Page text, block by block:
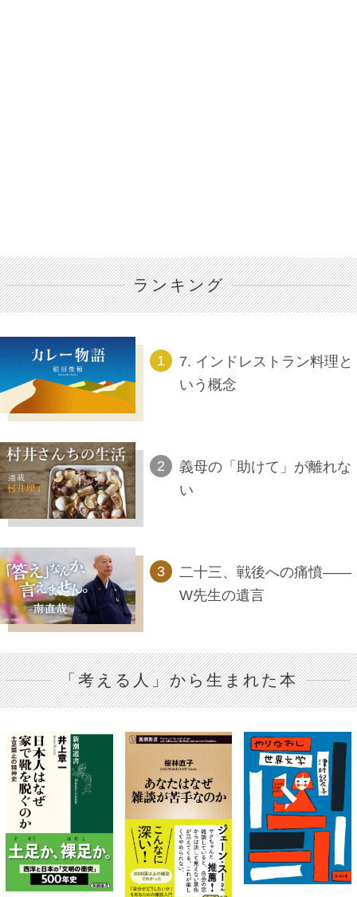
ランキング
7. インドレストラン料理と
いう概念
義母の「助けて」が離れな
い
二十三、戦後への痛憤――
W先生の遺言
「考える人」から生まれた本